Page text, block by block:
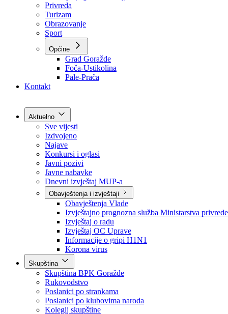
O kantonu
Simboli kantona (Grb, zastava)
Historija (digitalni muzej)
Privreda
Turizam
Obrazovanje
Sport
Općine
Kontakt
Aktuelno
Sve vijesti
Izdvojeno
Najave
Konkursi i oglasi
Javni pozivi
Javne nabavke
Dnevni izvještaj MUP-a
Obavještenja i izvještaji
Obavještenja Vlade
Izvještajno prognozna služba Ministarstva privrede
Izvještaj o radu
Izvještaj OC Uprave
Informacije o gripi H1N1
Korona virus
Skupština
Skupština BPK Goražde
Rukovodstvo